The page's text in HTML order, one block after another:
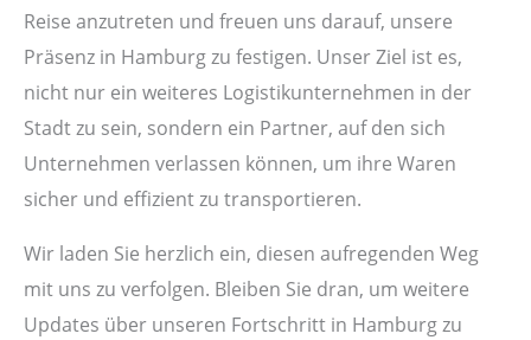
Reise anzutreten und freuen uns darauf, unsere
Präsenz in Hamburg zu festigen. Unser Ziel ist es,
nicht nur ein weiteres Logistikunternehmen in der
Stadt zu sein, sondern ein Partner, auf den sich
Unternehmen verlassen können, um ihre Waren
sicher und effizient zu transportieren.
Wir laden Sie herzlich ein, diesen aufregenden Weg
mit uns zu verfolgen. Bleiben Sie dran, um weitere
Updates über unseren Fortschritt in Hamburg zu